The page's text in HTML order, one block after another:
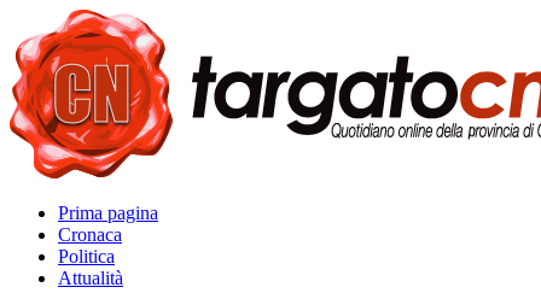
Prima pagina
Cronaca
Politica
Attualità